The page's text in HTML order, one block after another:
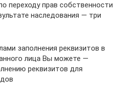
переходу прав собственности
наследования — три
заполнения реквизитов в
лица Вы можете —
реквизитов для